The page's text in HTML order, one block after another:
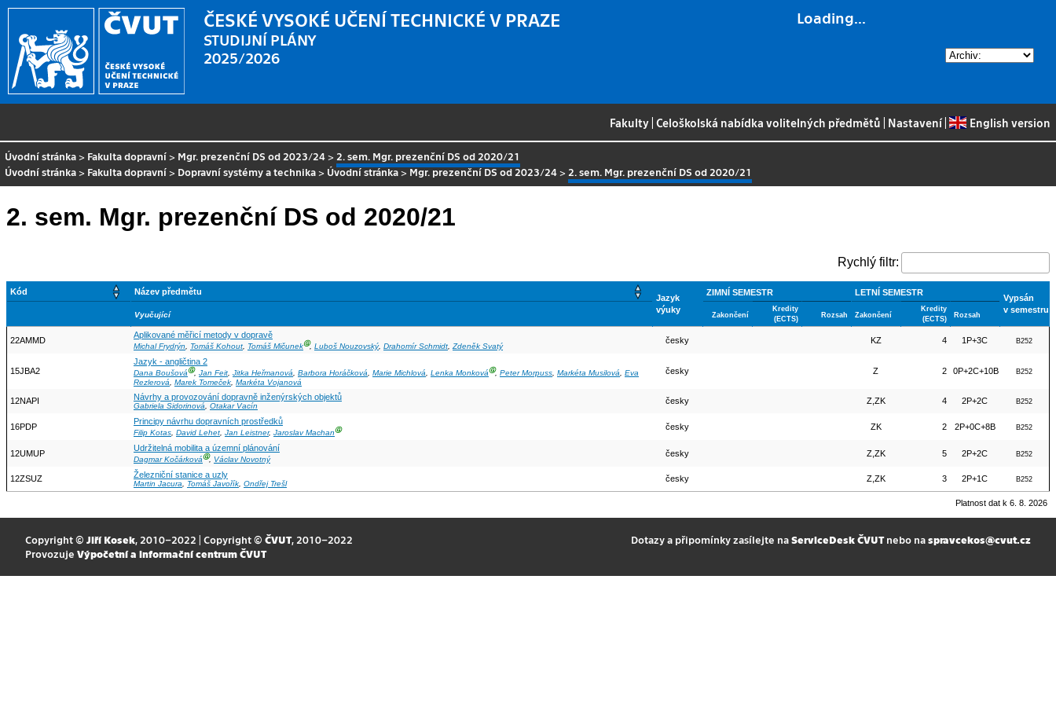
Loading...
ČESKÉ VYSOKÉ UČENÍ TECHNICKÉ V PRAZE
STUDIJNÍ PLÁNY
2025/2026
Fakulty |Celoškolská nabídka volitelných předmětů Nastavení| English version
Úvodní stránka > Fakulta dopravní > Mgr. prezenční DS od 2023/24 > 2. sem. Mgr. prezenční DS od 2020/21
Úvodní stránka > Fakulta dopravní > Dopravní systémy a technika > Úvodní stránka>Mgr. prezenční DS od 2023/24 > 2. sem. Mgr. prezenční DS od 2020/21
2. sem. Mgr. prezenční DS od 2020/21
Rychlý filtr:
Kód Název předmětu
Jazyk
výuky
ZIMNÍ SEMESTR LETNÍ SEMESTR
Vypsán
v semestru
Vyučující Zakončení
Kredity
(ECTS)
Rozsah Zakončení
Kredity
(ECTS)
Rozsah
22AMMD
Aplikované měřicí metody v dopravě
Michal Frydrýn, Tomáš Kohout, Tomáš MičunekⒼ, Luboš Nouzovský, Drahomír Schmidt,Zdeněk Svatý
česky KZ 4 1P+3C B252
15JBA2
Jazyk - angličtina 2
Dana BoušováⒼ, Jan Feit, Jitka Heřmanová, Barbora Horáčková, Marie Michlová, Lenka MonkováⒼ, Peter Morpuss, Markéta Musilová, Eva
Rezlerová
Marek Tomeček Markéta Vojanová
česky Z 2 0P+2C+10B B252
12NAPI Návrhy a provozování dopravně inženýrských objektů
Gabriela Sidorinová, Otakar Vacín
česky Z,ZK 4 2P+2C B252
16PDP
Principy návrhu dopravních prostředků
Filip Kotas, David Lehet, Jan Leistner, Jaroslav MachanⒼ česky ZK 2 2P+0C+8B B252
12UMUP
Udržitelná mobilita a územní plánování
Dagmar KočárkováⒼ, Václav Novotný
česky Z,ZK 5 2P+2C B252
12ZSUZ Železniční stanice a uzly
Martin Jacura, Tomáš Javořík, Ondřej Trešl
česky Z,ZK 3 2P+1C B252
Platnost dat k 6. 8. 2026
Copyright © Jiří Kosek, 2010–2022 | Copyright © ČVUT, 2010–2022
Provozuje Výpočetní a informační centrum ČVUT
Dotazy a připomínky zasílejte naServiceDesk ČVUTnebo naspravcekos@cvut.cz